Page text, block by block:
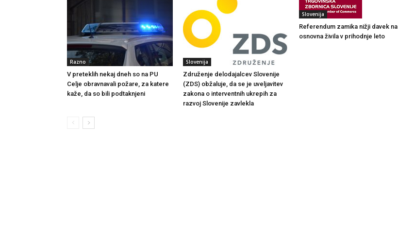
Razno
V preteklih nekaj dneh so na PU
Celje obravnavali požare, za katere
kaže, da so bili podtaknjeni
Slovenija
Združenje delodajalcev Slovenije
(ZDS) obžaluje, da se je uveljavitev
zakona o interventnih ukrepih za
razvoj Slovenije zavlekla
Slovenija
Referendum zamika nižji davek na
osnovna živila v prihodnje leto